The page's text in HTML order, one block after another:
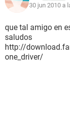
30 jun 2010 a
que tal amigo en
saludos
http://
one_driver/